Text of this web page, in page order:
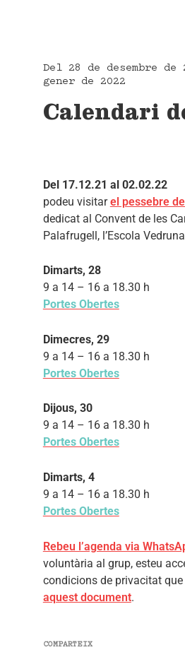
Del 28 de desembre de
gener de 2022
Calendari
Del 17.12.21 al 02.02.22
podeu visitarel pessebre de
dedicat al Convent de les
Palafrugell, l’Escola
Dimarts, 28
9 a 14 – 16 a 18.30 h
Portes Obertes
Dimecres, 29
9 a 14 – 16 a 18.30 h
Portes Obertes
Dijous, 30
9 a 14 – 16 a 18.30 h
Portes Obertes
Dimarts, 4
9 a 14 – 16 a 18.30 h
Portes Obertes
Rebeu l’agenda via
voluntària al grup, esteu
condicions de privacitat que
aquest document.
COMPARTEIX